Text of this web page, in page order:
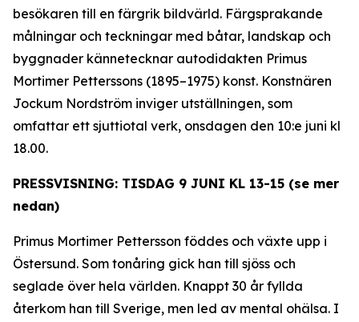
besökaren till en färgrik bildvärld. Färgsprakande
målningar och teckningar med båtar, landskap och
byggnader kännetecknar autodidakten Primus
Mortimer Petterssons (1895–1975) konst. Konstnären
Jockum Nordström inviger utställningen, som
omfattar ett sjuttiotal verk, onsdagen den 10:e juni kl
18.00.
PRESSVISNING: TISDAG 9 JUNI KL 13-15 (se mer
nedan)
Primus Mortimer Pettersson föddes och växte upp i
Östersund. Som tonåring gick han till sjöss och
seglade över hela världen. Knappt 30 år fyllda
återkom han till Sverige, men led av mental ohälsa. I